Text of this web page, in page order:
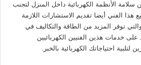
من سلامة الأنظمة الكهربائية داخل المنزل لتجنب
الفني أيضا تقديم الاستشارات اللازمة
والتي توفر المزيد من الطاقة والتكاليف في
على خدمات هذين الفنيين الكهربائيين
لتلبية احتياجاتك الكهربائية بالخبر.